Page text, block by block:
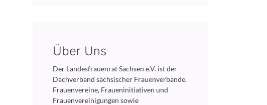
Über Uns
Der Landesfrauenrat Sachsen e.V. ist der
Dachverband sächsischer Frauenverbände,
Frauenvereine, Fraueninitiativen und
Frauenvereinigungen sowie